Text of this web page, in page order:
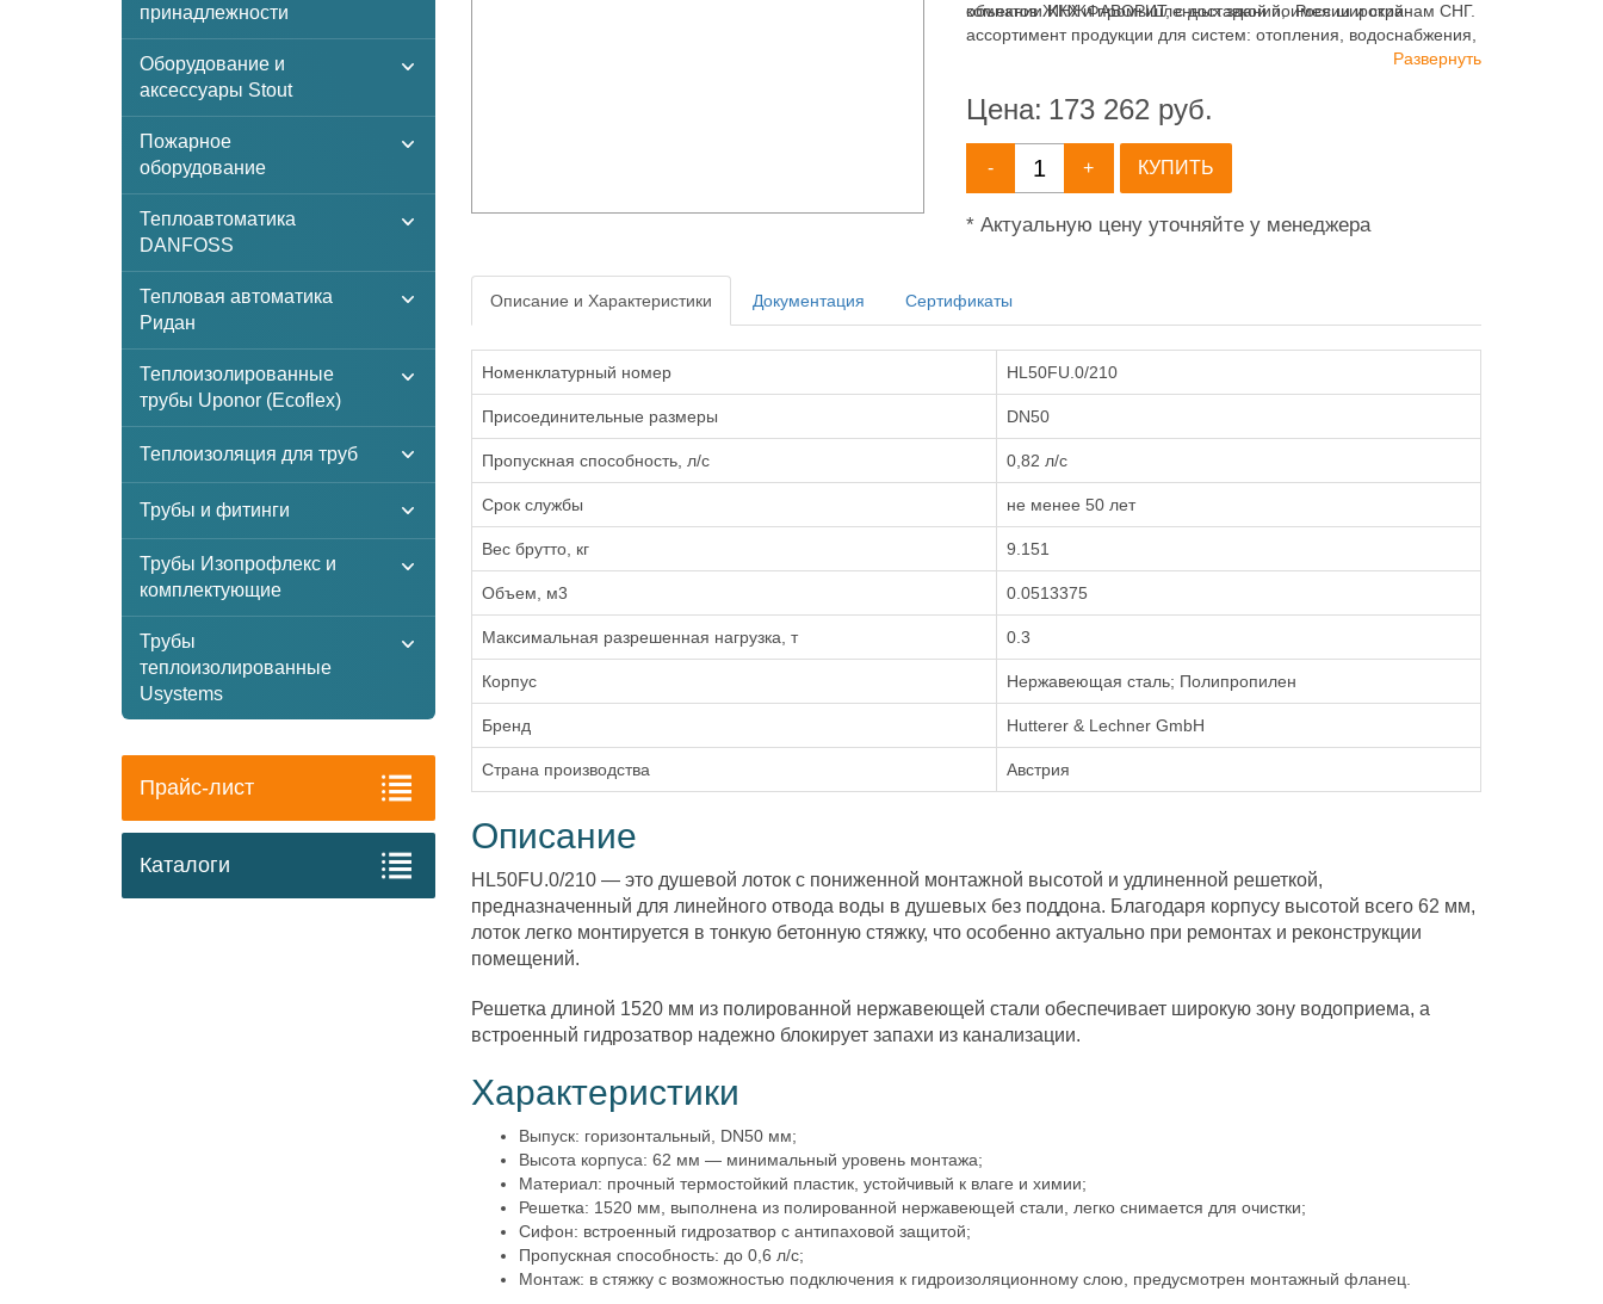
принадлежности
Оборудование и
аксессуары Stout
Пожарное
оборудование
Теплоавтоматика
DANFOSS
Тепловая автоматика
Ридан
Теплоизолированные
трубы Uponor (Ecoflex)
Теплоизоляция для труб
Трубы и фитинги
Трубы Изопрофлекс и
комплектующие
Трубы
теплоизолированные
Usystems
Прайс-лист
Каталоги
объектов ЖКХ и промышленных зданий, имея широкий
ассортимент продукции для систем: отопления, водоснабжения,
компании ИНЖФАВОРИТ, с доставкой по России и странам СНГ.
Развернуть
Цена: 173 262 руб.
- + КУПИТЬ
* Актуальную цену уточняйте у менеджера
Описание и Характеристики Документация Сертификаты
Номенклатурный номер HL50FU.0/210
Присоединительные размеры DN50
Пропускная способность, л/с 0,82 л/с
Срок службы не менее 50 лет
Вес брутто, кг 9.151
Объем, м3 0.0513375
Максимальная разрешенная нагрузка, т 0.3
Корпус Нержавеющая сталь; Полипропилен
Бренд Hutterer & Lechner GmbH
Страна производства Австрия
Описание
HL50FU.0/210 — это душевой лоток с пониженной монтажной высотой и удлиненной решеткой,
предназначенный для линейного отвода воды в душевых без поддона. Благодаря корпусу высотой всего 62 мм,
лоток легко монтируется в тонкую бетонную стяжку, что особенно актуально при ремонтах и реконструкции
помещений.
Решетка длиной 1520 мм из полированной нержавеющей стали обеспечивает широкую зону водоприема, а
встроенный гидрозатвор надежно блокирует запахи из канализации.
Характеристики
Выпуск: горизонтальный, DN50 мм;
Высота корпуса: 62 мм — минимальный уровень монтажа;
Материал: прочный термостойкий пластик, устойчивый к влаге и химии;
Решетка: 1520 мм, выполнена из полированной нержавеющей стали, легко снимается для очистки;
Сифон: встроенный гидрозатвор с антипаховой защитой;
Пропускная способность: до 0,6 л/с;
Монтаж: в стяжку с возможностью подключения к гидроизоляционному слою, предусмотрен монтажный фланец.